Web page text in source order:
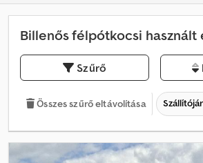
Billenős félpótkocsi használt
Szűrő
Összes szűrő eltávolítása